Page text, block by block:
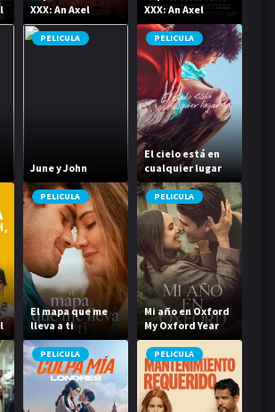
XXX: An Axel
Braun Parody
XXX: An Axel
Braun Parody
PELICULA
June y John
PELICULA
El cielo está en
cualquier lugar
PELICULA
El mapa que me
lleva a ti
PELICULA
Mi año en Oxford
My Oxford Year
PELICULA PELICULA